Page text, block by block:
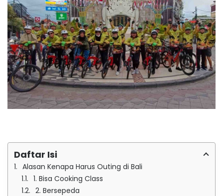
Daftar Isi
Alasan Kenapa Harus Outing di Bali
1. Bisa Cooking Class
2. Bersepeda